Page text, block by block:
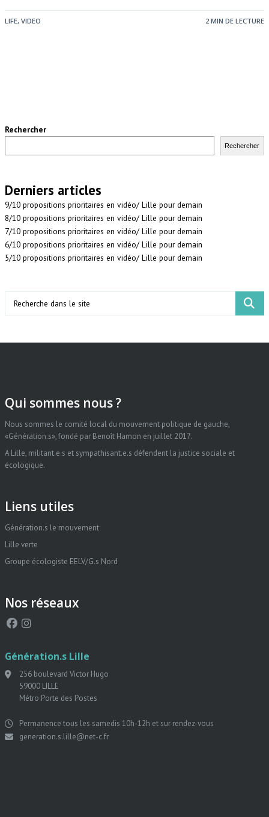
LIFE, VIDEO 2 MIN DE LECTURE
Rechercher
Rechercher
Derniers articles
9/10 propositions prioritaires en vidéo/ Lille pour demain
8/10 propositions prioritaires en vidéo/ Lille pour demain
7/10 propositions prioritaires en vidéo/ Lille pour demain
6/10 propositions prioritaires en vidéo/ Lille pour demain
5/10 propositions prioritaires en vidéo/ Lille pour demain
Qui sommes nous ?
Nous sommes le comité local du mouvement politique de gauche,
«Génération.s», fondé par Benoît Hamon en juillet 2017.
A Lille, militant.e.s et sympathisant.e.s défendent la justice sociale et
écologique.
Liens utiles
Génération.s le mouvement
Lille verte
Groupe écologiste EELV/G.s Nord
Nos réseaux
Génération.s Lille
256 boulevard Victor Hugo
59000 LILLE
Métro Porte des Postes
Permanence tous les samedis 10h-12h et sur rendez-vous
generation.s.lille@net-c.fr